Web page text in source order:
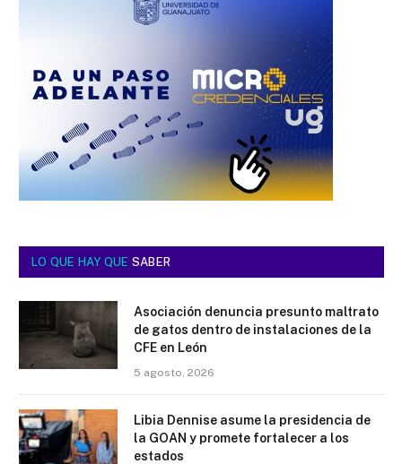
LO QUE HAY QUE SABER
Asociación denuncia presunto maltrato
de gatos dentro de instalaciones de la
CFE en León
5 agosto, 2026
Libia Dennise asume la presidencia de
la GOAN y promete fortalecer a los
estados